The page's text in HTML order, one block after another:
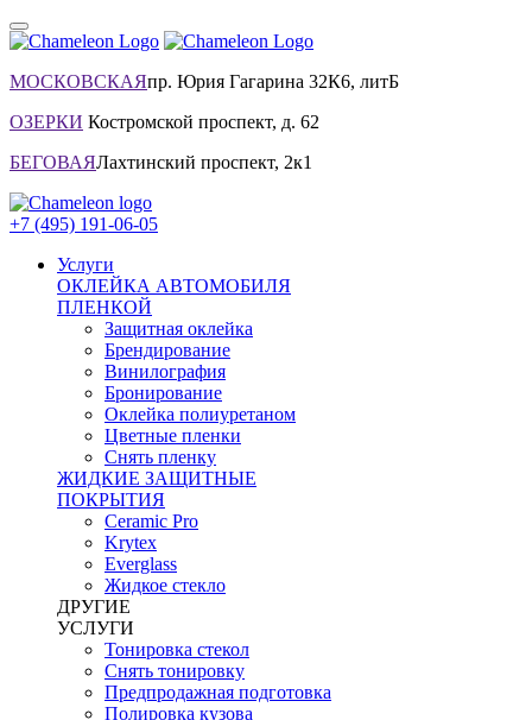
МОСКОВСКАЯпр. Юрия Гагарина 32К6, литБ
ОЗЕРКИ Костромской проспект, д. 62
БЕГОВАЯЛахтинский проспект, 2к1
+7 (495) 191-06-05
Услуги
ОКЛЕЙКА АВТОМОБИЛЯ
ПЛЕНКОЙ
Защитная оклейка
Брендирование
Винилография
Бронирование
Оклейка полиуретаном
Цветные пленки
Снять пленку
ЖИДКИЕ ЗАЩИТНЫЕ
ПОКРЫТИЯ
Ceramic Pro
Krytex
Everglass
Жидкое стекло
ДРУГИЕ
УСЛУГИ
Тонировка стекол
Снять тонировку
Предпродажная подготовка
Полировка кузова